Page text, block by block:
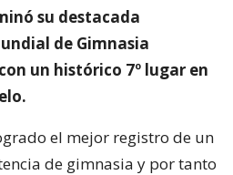
su destacada
de Gimnasia
un histórico 7º lugar en
el mejor registro de un
de gimnasia y por tanto